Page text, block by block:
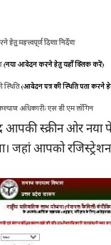
आपकी स्क्रीन ओर नया
जहां आपको